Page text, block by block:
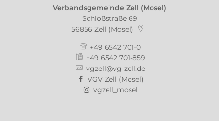
Verbandsgemeinde Zell (Mosel)
Schloßstraße 69
56856 Zell (Mosel)
+49 6542 701-0
+49 6542 701-859
vgzell@vg-zell.de
VGV Zell (Mosel)
vgzell_mosel